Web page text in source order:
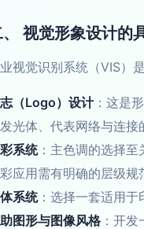
视觉形象设计的
视觉识别系统（VIS）
（Logo）设计：这是
光体、代表网络与连接
系统：主色调的选择至
应用需有明确的层级规
系统：选择一套适用于
图形与图像风格 ：开